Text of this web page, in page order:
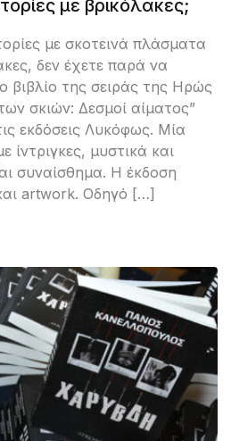
με βρικόλακες;
με σκοτεινά πλάσματα
δεν έχετε παρά να
βιβλίο της σειράς της Ηρώς
σκιών: Δεσμοί αίματος”
εκδόσεις Λυκόφως. Μία
ίντριγκες, μυστικά και
συναίσθημα. Η έκδοση
artwork. Οδηγό […]